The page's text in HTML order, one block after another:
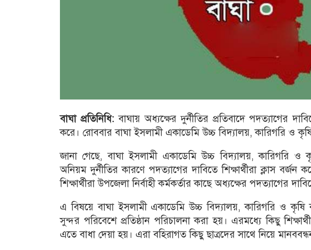
বাঘা প্রতিনিধি:বাঘায় অধ্যক্ষের দুর্নীতির প্রতিবাদে পদত্যাগের
করে। রোববার বাঘা ইসলামী একাডেমি উচ্চ বিদ্যালয়, কারিগরি ও
জানা গেছে, বাঘা ইসলামী একাডেমি উচ্চ বিদ্যালয়, কারিগরি
অনিয়ম দুর্নীতির কারণে পদত্যাগের দাবিতে শিক্ষার্থীরা ক্লাস
শিক্ষার্থীরা উপজেলা নির্বাহী কর্মকর্তার কাছে অধ্যক্ষের পদত্যাগের
এ বিষয়ে বাঘা ইসলামী একাডেমি উচ্চ বিদ্যালয়, কারিগরি ও
সুন্দর পরিবেশে প্রতিষ্ঠান পরিচালনা করা হয়। এরমধ্যে কিছু
এতে বাধা দেয়া হয়। এরা বহিরাগত কিছু ছাত্রদের সাথে নিয়ে